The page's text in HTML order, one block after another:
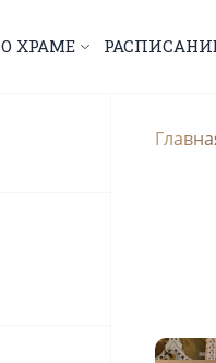
О ХРАМЕ